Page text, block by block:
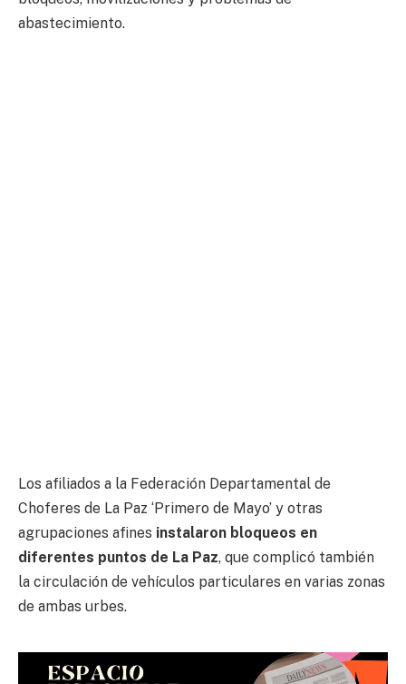
abastecimiento.
Los afiliados a la Federación Departamental de
Choferes de La Paz ‘Primero de Mayo’ y otras
agrupaciones afines instalaron bloqueos en
diferentes puntos de La Paz, que complicó también
la circulación de vehículos particulares en varias zonas
de ambas urbes.